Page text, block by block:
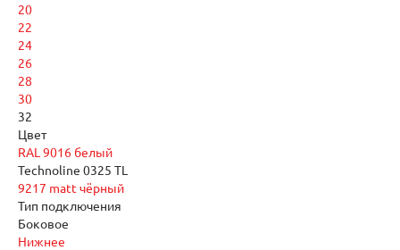
20
22
24
26
28
30
32
Цвет
RAL 9016 белый
Technoline 0325 TL
9217 matt чёрный
Тип подключения
Боковое
Нижнее